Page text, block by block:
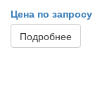
Цена по запросу
Подробнее